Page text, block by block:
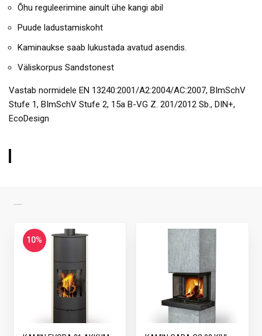
Õhu reguleerimine ainult ühe kangi abil
Puude ladustamiskoht
Kaminaukse saab lukustada avatud asendis.
Väliskorpus Sandstonest
Vastab normidele EN 13240:2001/A2:2004/AC:2007, BImSchV
Stufe 1, BImSchV Stufe 2, 15a B-VG Z. 201/2012 Sb., DIN+,
EcoDesign
10%